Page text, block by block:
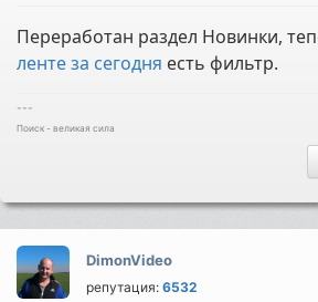
Переработан раздел Новинки,
ленте за сегодня есть фильтр.
---
Поиск - великая сила
DimonVideo
репутация:6532